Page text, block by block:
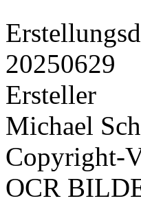
20250629
Ersteller
Michael
Copyright-
OCR